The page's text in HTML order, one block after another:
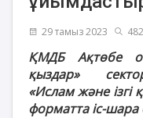
29 тамыз 2023 482
ҚМДБ Ақтөбе
қыздар»
«Ислам және
форматта іс-шара